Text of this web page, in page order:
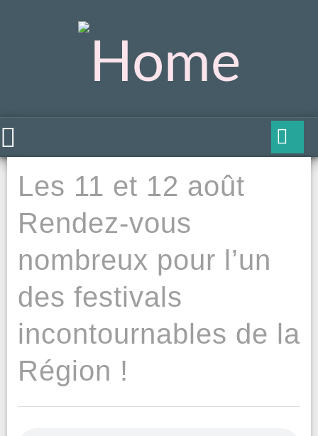
Les 11 et 12 août
Rendez-vous
nombreux pour l’un
des festivals
incontournables de la
Région !